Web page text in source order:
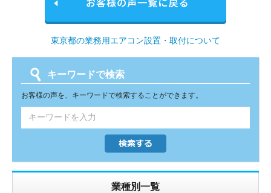
東京都の業務用エアコン設置・取付について
キーワードで検索
お客様の声を、キーワードで検索することができます。
業種別一覧